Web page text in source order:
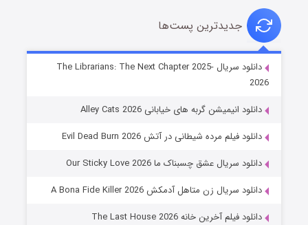
شوهر
جدیدترین پست‌ها
دانلود سریال The Librarians: The Next Chapter 2025-
2026
دانلود انیمیشن گربه های خیابانی Alley Cats 2026
دانلود فیلم مرده شیطانی در آتش Evil Dead Burn 2026
دانلود سریال عشق چسبناک ما Our Sticky Love 2026
دانلود سریال زن متاهل آدمکش A Bona Fide Killer 2026
دانلود فیلم آخرین خانه The Last House 2026